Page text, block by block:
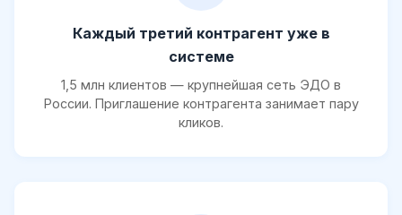
Каждый третий контрагент уже в
системе
1,5 млн клиентов — крупнейшая сеть ЭДО в
России. Приглашение контрагента занимает пару
кликов.